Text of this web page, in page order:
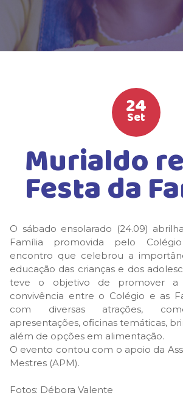
NÍVEIS DE ENSINO
HIGH SCHOOL
LISTA DE MATERIAIS
CALENDÁRIO ESCOLAR 2026
GUIA DA FAMÍLIA
BOLETOS BANCÁRIOS
24
Set
Murialdo
Festa da
O sábado ensolarado (24.09)
Família promovida pelo
encontro que celebrou a
educação das crianças e dos
teve o objetivo de promover a
convivência entre o Colégio e as
com diversas atrações,
apresentações, oficinas temáticas,
além de opções em alimentação.
O evento contou com o apoio da
Mestres (APM).
Fotos: Débora Valente